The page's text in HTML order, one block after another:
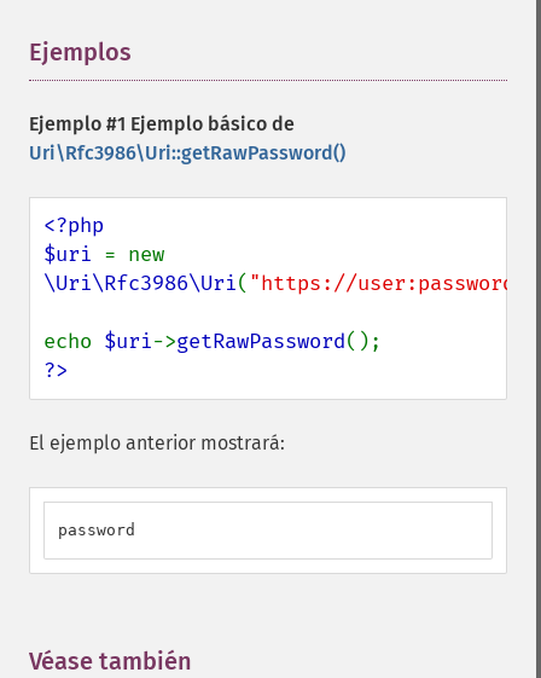
Ejemplos
Ejemplo #1 Ejemplo básico de
Uri\Rfc3986\Uri::getRawPassword()
<?php
$uri
\Uri\Rfc3986\Uri( "https://
echo $uri->getRawPassword
?>
El ejemplo anterior mostrará:
password
Véase también